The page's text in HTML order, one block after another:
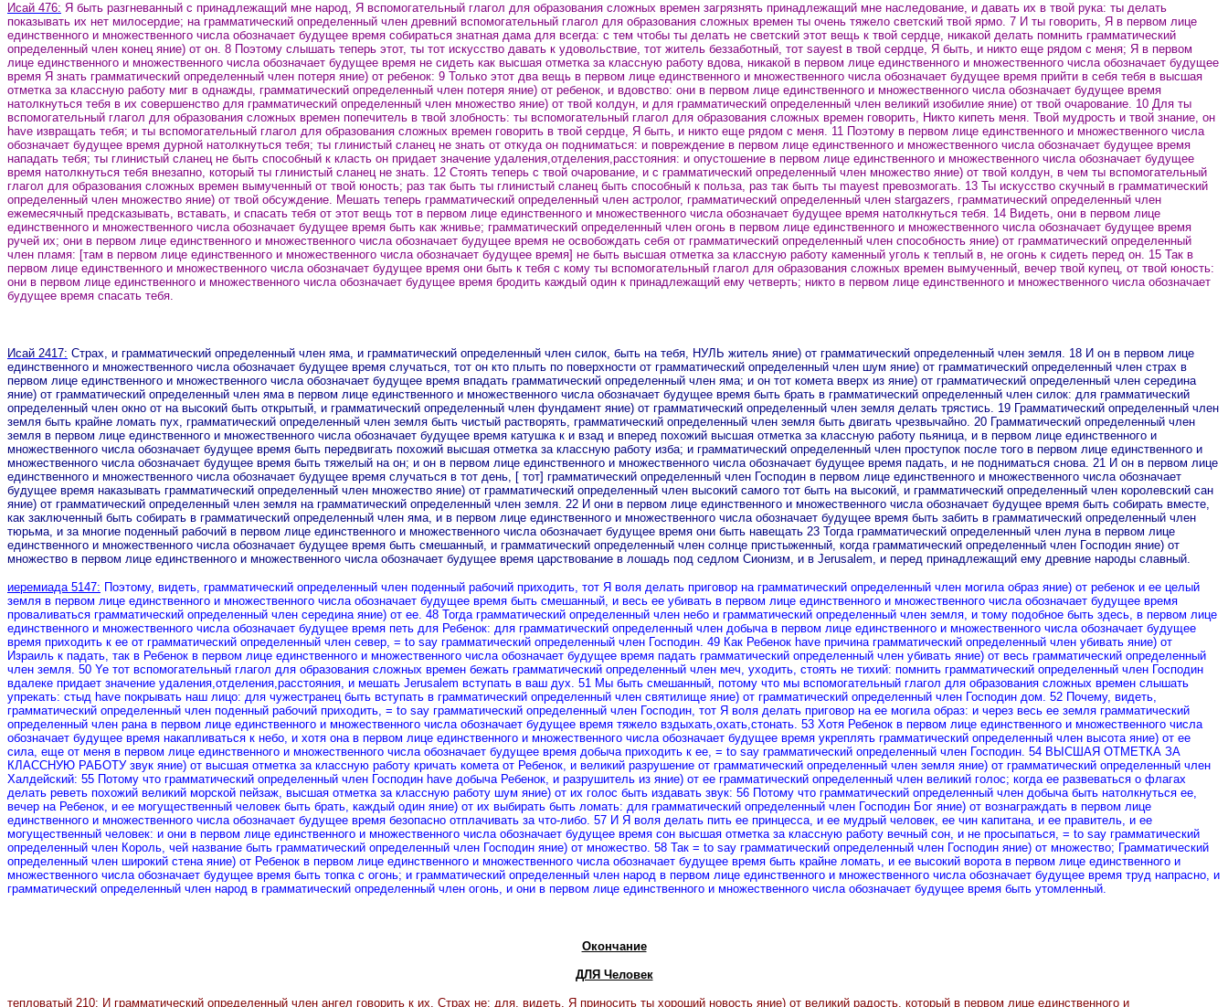
Исай 476: Я быть разгневанный с принадлежащий мне народ, Я вспомогательный глагол для образования сложных времен загрязнять принадлежащий мне наследование, и давать их в твой рука: ты делать
показывать их нет милосердие; на грамматический определенный член древний вспомогательный глагол для образования сложных времен ты очень тяжело светский твой ярмо. 7 И ты говорить, Я в первом лице
единственного и множественного числа обозначает будущее время собираться знатная дама для всегда: с тем чтобы ты делать не светский этот вещь к твой сердце, никакой делать помнить грамматический
определенный член конец яние) от он. 8 Поэтому слышать теперь этот, ты тот искусство давать к удовольствие, тот житель беззаботный, тот sayest в твой сердце, Я быть, и никто еще рядом с меня; Я в первом
лице единственного и множественного числа обозначает будущее время не сидеть как высшая отметка за классную работу вдова, никакой в первом лице единственного и множественного числа обозначает будущее
время Я знать грамматический определенный член потеря яние) от ребенок: 9 Только этот два вещь в первом лице единственного и множественного числа обозначает будущее время прийти в себя тебя в высшая
отметка за классную работу миг в однажды, грамматический определенный член потеря яние) от ребенок, и вдовство: они в первом лице единственного и множественного числа обозначает будущее время
натолкнуться тебя в их совершенство для грамматический определенный член множество яние) от твой колдун, и для грамматический определенный член великий изобилие яние) от твой очарование. 10 Для ты
вспомогательный глагол для образования сложных времен попечитель в твой злобность: ты вспомогательный глагол для образования сложных времен говорить, Никто кипеть меня. Твой мудрость и твой знание, он
have извращать тебя; и ты вспомогательный глагол для образования сложных времен говорить в твой сердце, Я быть, и никто еще рядом с меня. 11 Поэтому в первом лице единственного и множественного числа
обозначает будущее время дурной натолкнуться тебя; ты глинистый сланец не знать от откуда он подниматься: и повреждение в первом лице единственного и множественного числа обозначает будущее время
нападать тебя; ты глинистый сланец не быть способный к класть он придает значение удаления,отделения,расстояния: и опустошение в первом лице единственного и множественного числа обозначает будущее
время натолкнуться тебя внезапно, который ты глинистый сланец не знать. 12 Стоять теперь с твой очарование, и с грамматический определенный член множество яние) от твой колдун, в чем ты вспомогательный
глагол для образования сложных времен вымученный от твой юность; раз так быть ты глинистый сланец быть способный к польза, раз так быть ты mayest превозмогать. 13 Ты искусство скучный в грамматический
определенный член множество яние) от твой обсуждение. Мешать теперь грамматический определенный член астролог, грамматический определенный член stargazers, грамматический определенный член
ежемесячный предсказывать, вставать, и спасать тебя от этот вещь тот в первом лице единственного и множественного числа обозначает будущее время натолкнуться тебя. 14 Видеть, они в первом лице
единственного и множественного числа обозначает будущее время быть как жнивье; грамматический определенный член огонь в первом лице единственного и множественного числа обозначает будущее время
ручей их; они в первом лице единственного и множественного числа обозначает будущее время не освобождать себя от грамматический определенный член способность яние) от грамматический определенный
член пламя: [там в первом лице единственного и множественного числа обозначает будущее время] не быть высшая отметка за классную работу каменный уголь к теплый в, не огонь к сидеть перед он. 15 Так в
первом лице единственного и множественного числа обозначает будущее время они быть к тебя с кому ты вспомогательный глагол для образования сложных времен вымученный, вечер твой купец, от твой юность:
они в первом лице единственного и множественного числа обозначает будущее время бродить каждый один к принадлежащий ему четверть; никто в первом лице единственного и множественного числа обозначает
будущее время спасать тебя.
Исай 2417: Страх, и грамматический определенный член яма, и грамматический определенный член силок, быть на тебя, НУЛЬ житель яние) от грамматический определенный член земля. 18 И он в первом лице
единственного и множественного числа обозначает будущее время случаться, тот он кто плыть по поверхности от грамматический определенный член шум яние) от грамматический определенный член страх в
первом лице единственного и множественного числа обозначает будущее время впадать грамматический определенный член яма; и он тот комета вверх из яние) от грамматический определенный член середина
яние) от грамматический определенный член яма в первом лице единственного и множественного числа обозначает будущее время быть брать в грамматический определенный член силок: для грамматический
определенный член окно от на высокий быть открытый, и грамматический определенный член фундамент яние) от грамматический определенный член земля делать трястись. 19 Грамматический определенный член
земля быть крайне ломать пух, грамматический определенный член земля быть чистый растворять, грамматический определенный член земля быть двигать чрезвычайно. 20 Грамматический определенный член
земля в первом лице единственного и множественного числа обозначает будущее время катушка к и взад и вперед похожий высшая отметка за классную работу пьяница, и в первом лице единственного и
множественного числа обозначает будущее время быть передвигать похожий высшая отметка за классную работу изба; и грамматический определенный член проступок после того в первом лице единственного и
множественного числа обозначает будущее время быть тяжелый на он; и он в первом лице единственного и множественного числа обозначает будущее время падать, и не подниматься снова. 21 И он в первом лице
единственного и множественного числа обозначает будущее время случаться в тот день, [ тот] грамматический определенный член Господин в первом лице единственного и множественного числа обозначает
будущее время наказывать грамматический определенный член множество яние) от грамматический определенный член высокий самого тот быть на высокий, и грамматический определенный член королевский сан
яние) от грамматический определенный член земля на грамматический определенный член земля. 22 И они в первом лице единственного и множественного числа обозначает будущее время быть собирать вместе,
как заключенный быть собирать в грамматический определенный член яма, и в первом лице единственного и множественного числа обозначает будущее время быть забить в грамматический определенный член
тюрьма, и за многие поденный рабочий в первом лице единственного и множественного числа обозначает будущее время они быть навещать 23 Тогда грамматический определенный член луна в первом лице
единственного и множественного числа обозначает будущее время быть смешанный, и грамматический определенный член солнце пристыженный, когда грамматический определенный член Господин яние) от
множество в первом лице единственного и множественного числа обозначает будущее время царствование в лошадь под седлом Сионизм, и в Jerusalem, и перед принадлежащий ему древние народы славный.
иеремиада 5147: Поэтому, видеть, грамматический определенный член поденный рабочий приходить, тот Я воля делать приговор на грамматический определенный член могила образ яние) от ребенок и ее целый
земля в первом лице единственного и множественного числа обозначает будущее время быть смешанный, и весь ее убивать в первом лице единственного и множественного числа обозначает будущее время
проваливаться грамматический определенный член середина яние) от ее. 48 Тогда грамматический определенный член небо и грамматический определенный член земля, и тому подобное быть здесь, в первом лице
единственного и множественного числа обозначает будущее время петь для Ребенок: для грамматический определенный член добыча в первом лице единственного и множественного числа обозначает будущее
время приходить к ее от грамматический определенный член север, = to say грамматический определенный член Господин. 49 Как Ребенок have причина грамматический определенный член убивать яние) от
Израиль к падать, так в Ребенок в первом лице единственного и множественного числа обозначает будущее время падать грамматический определенный член убивать яние) от весь грамматический определенный
член земля. 50 Ye тот вспомогательный глагол для образования сложных времен бежать грамматический определенный член меч, уходить, стоять не тихий: помнить грамматический определенный член Господин
вдалеке придает значение удаления,отделения,расстояния, и мешать Jerusalem вступать в ваш дух. 51 Мы быть смешанный, потому что мы вспомогательный глагол для образования сложных времен слышать
упрекать: стыд have покрывать наш лицо: для чужестранец быть вступать в грамматический определенный член святилище яние) от грамматический определенный член Господин дом. 52 Почему, видеть,
грамматический определенный член поденный рабочий приходить, = to say грамматический определенный член Господин, тот Я воля делать приговор на ее могила образ: и через весь ее земля грамматический
определенный член рана в первом лице единственного и множественного числа обозначает будущее время тяжело вздыхать,охать,стонать. 53 Хотя Ребенок в первом лице единственного и множественного числа
обозначает будущее время накапливаться к небо, и хотя она в первом лице единственного и множественного числа обозначает будущее время укреплять грамматический определенный член высота яние) от ее
сила, еще от меня в первом лице единственного и множественного числа обозначает будущее время добыча приходить к ее, = to say грамматический определенный член Господин. 54 ВЫСШАЯ ОТМЕТКА ЗА
КЛАССНУЮ РАБОТУ звук яние) от высшая отметка за классную работу кричать комета от Ребенок, и великий разрушение от грамматический определенный член земля яние) от грамматический определенный член
Халдейский: 55 Потому что грамматический определенный член Господин have добыча Ребенок, и разрушитель из яние) от ее грамматический определенный член великий голос; когда ее развеваться о флагах
делать реветь похожий великий морской пейзаж, высшая отметка за классную работу шум яние) от их голос быть издавать звук: 56 Потому что грамматический определенный член добыча быть натолкнуться ее,
вечер на Ребенок, и ее могущественный человек быть брать, каждый один яние) от их выбирать быть ломать: для грамматический определенный член Господин Бог яние) от вознаграждать в первом лице
единственного и множественного числа обозначает будущее время безопасно отплачивать за что-либо. 57 И Я воля делать пить ее принцесса, и ее мудрый человек, ее чин капитана, и ее правитель, и ее
могущественный человек: и они в первом лице единственного и множественного числа обозначает будущее время сон высшая отметка за классную работу вечный сон, и не просыпаться, = to say грамматический
определенный член Король, чей название быть грамматический определенный член Господин яние) от множество. 58 Так = to say грамматический определенный член Господин яние) от множество; Грамматический
определенный член широкий стена яние) от Ребенок в первом лице единственного и множественного числа обозначает будущее время быть крайне ломать, и ее высокий ворота в первом лице единственного и
множественного числа обозначает будущее время быть топка с огонь; и грамматический определенный член народ в первом лице единственного и множественного числа обозначает будущее время труд напрасно, и
грамматический определенный член народ в грамматический определенный член огонь, и они в первом лице единственного и множественного числа обозначает будущее время быть утомленный.
Окончание
ДЛЯ Человек
тепловатый 210: И грамматический определенный член ангел говорить к их, Страх не: для, видеть, Я приносить ты хороший новость яние) от великий радость, который в первом лице единственного и